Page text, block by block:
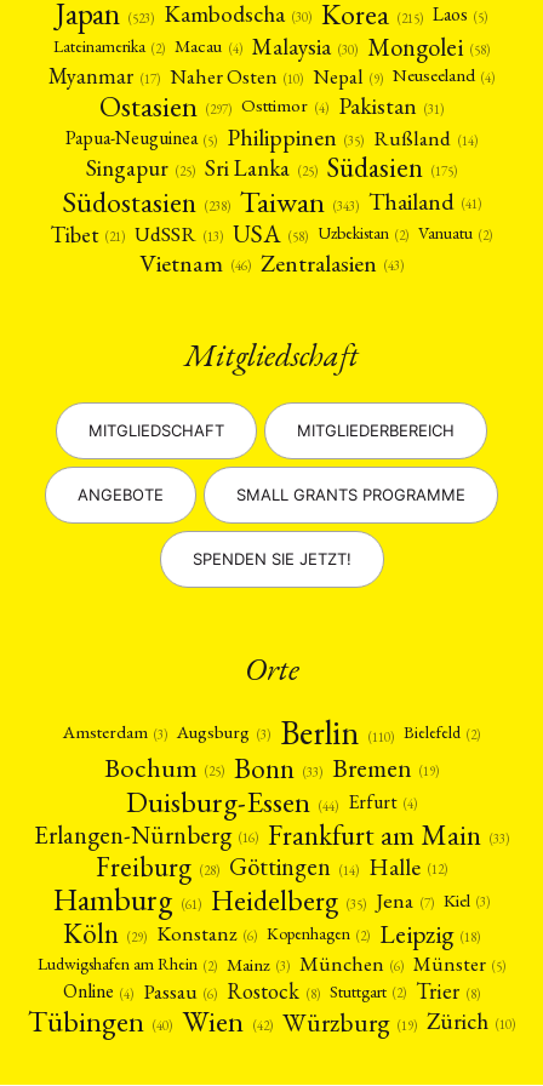
Japan (523) Kambodscha (30) Korea (215) Laos (5)
Lateinamerika (2) Macau (4) Malaysia (30) Mongolei (58)
Myanmar (17) Naher Osten (10) Nepal (9) Neuseeland (4)
Ostasien (297) Osttimor (4) Pakistan (31)
Papua-Neuguinea (5) Philippinen (35) Rußland (14)
Singapur (25) Sri Lanka (25) Südasien (175)
Südostasien (238) Taiwan (343) Thailand (41)
Tibet (21) UdSSR (13) USA (58) Uzbekistan (2) Vanuatu (2)
Vietnam (46) Zentralasien (43)
Mitgliedschaft
MITGLIEDSCHAFT MITGLIEDERBEREICH
ANGEBOTE SMALL GRANTS PROGRAMME
SPENDEN SIE JETZT!
Orte
Amsterdam (3) Augsburg (3) Berlin (110) Bielefeld (2)
Bochum (25) Bonn (33) Bremen (19)
Duisburg-Essen (44) Erfurt (4)
Erlangen-Nürnberg (16) Frankfurt am Main (33)
Freiburg (28) Göttingen (14) Halle (12)
Hamburg (61) Heidelberg (35) Jena (7) Kiel (3)
Köln (29) Konstanz (6) Kopenhagen (2) Leipzig (18)
Ludwigshafen am Rhein (2) Mainz (3) München (6) Münster (5)
Online (4) Passau (6) Rostock (8) Stuttgart (2) Trier (8)
Tübingen (40) Wien (42) Würzburg (19) Zürich (10)